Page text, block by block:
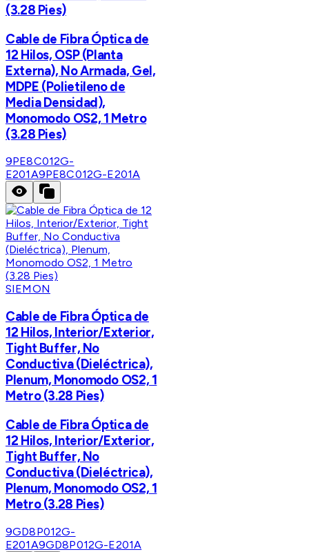
(3.28 Pies)
Cable de Fibra Óptica de
12 Hilos, OSP (Planta
Externa), No Armada, Gel,
MDPE (Polietileno de
Media Densidad),
Monomodo OS2, 1 Metro
(3.28 Pies)
9PE8C012G-
E201A9PE8C012G-E201A
SIEMON
Cable de Fibra Óptica de
12 Hilos, Interior/Exterior,
Tight Buffer, No
Conductiva (Dieléctrica),
Plenum, Monomodo OS2, 1
Metro (3.28 Pies)
Cable de Fibra Óptica de
12 Hilos, Interior/Exterior,
Tight Buffer, No
Conductiva (Dieléctrica),
Plenum, Monomodo OS2, 1
Metro (3.28 Pies)
9GD8P012G-
E201A9GD8P012G-E201A